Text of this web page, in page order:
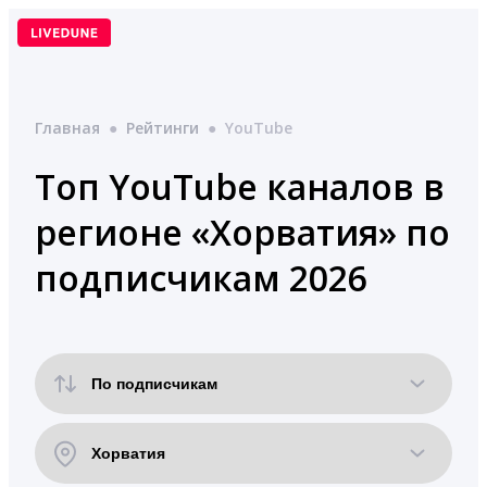
Перейти
Главная ● Рейтинги ● YouTube
Топ YouTube каналов в
регионе «Хорватия» по
подписчикам 2026